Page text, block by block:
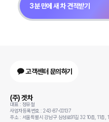
3분 만에 새 차 견적받기
고객센터 문의하기
(주) 겟차
대표 : 정유철
사업자등록번호 : 243-87-00137
주소 : 서울특별시 강남구 삼성로91길 32 10층, 11층,